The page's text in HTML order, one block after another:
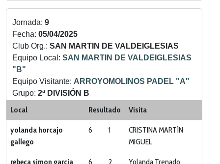
Jornada: 9
Fecha: 05/04/2025
Club Org.: SAN MARTIN DE VALDEIGLESIAS
Equipo Local: SAN MARTIN DE VALDEIGLESIAS
"B"
Equipo Visitante: ARROYOMOLINOS PADEL "A"
Grupo: 2ª DIVISIÓN B
Categoria:
LIGA ZONA SUR
Local Resultado Visita
yolanda horcajo
gallego
6 1
CRISTINA MARTÍN
MIGUEL
rebeca simon garcia 6 2
Yolanda Trenado